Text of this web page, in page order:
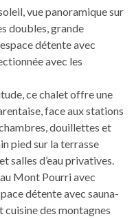
vue panoramique sur
doubles, grande
détente avec
avec les
ce chalet offre une
face aux stations
douillettes et
pied sur la terrasse
salles d’eau privatives.
Mont Pourri avec
détente avec sauna-
des montagnes